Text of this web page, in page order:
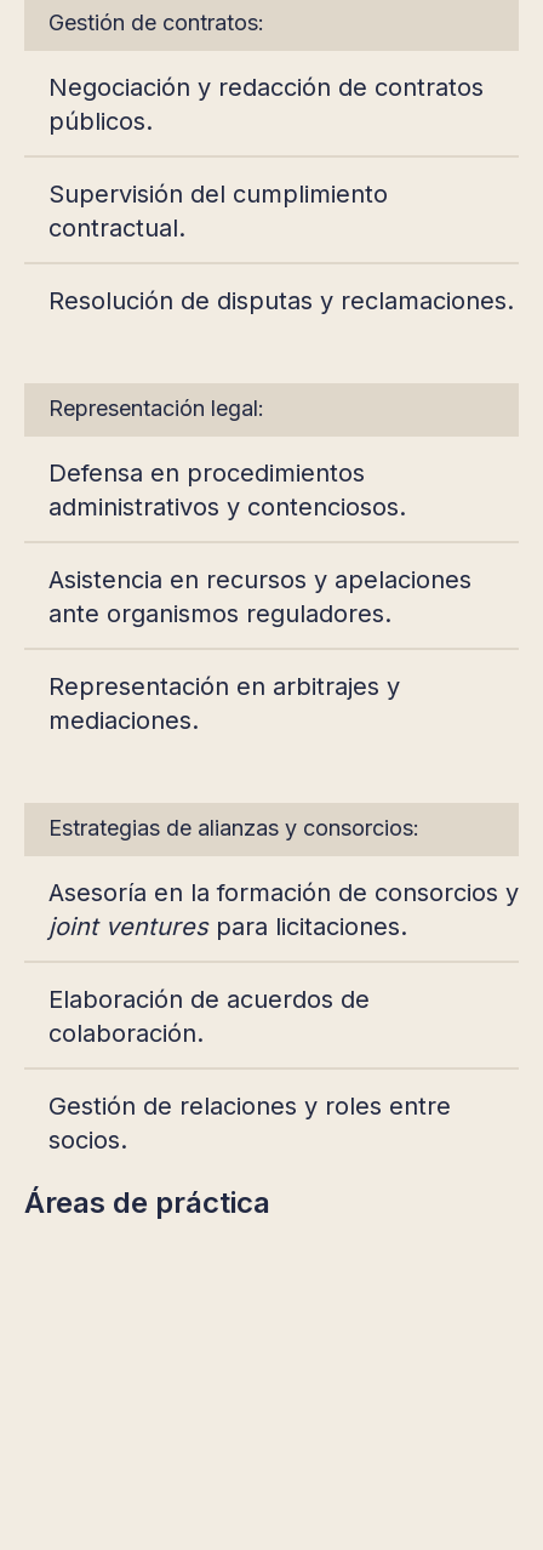
Gestión de contratos:
Negociación y redacción de contratos
públicos.
Supervisión del cumplimiento
contractual.
Resolución de disputas y reclamaciones.
Representación legal:
Defensa en procedimientos
administrativos y contenciosos.
Asistencia en recursos y apelaciones
ante organismos reguladores.
Representación en arbitrajes y
mediaciones.
Estrategias de alianzas y consorcios:
Asesoría en la formación de consorcios y
joint venturespara licitaciones.
Elaboración de acuerdos de
colaboración.
Gestión de relaciones y roles entre
socios.
Áreas de práctica